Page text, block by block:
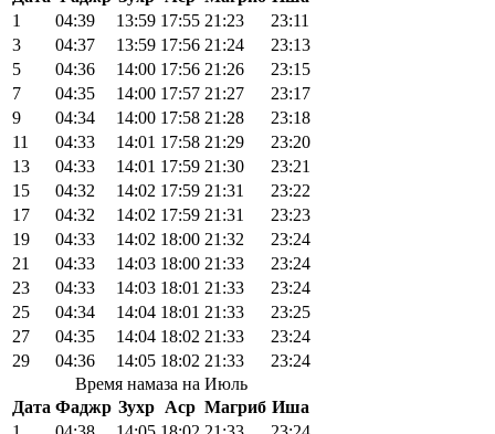
1
04:39 13:59 17:55 21:23
23:11
3
04:37 13:59 17:56 21:24
23:13
5
04:36 14:00 17:56 21:26
23:15
7
04:35 14:00 17:57 21:27
23:17
9
04:34 14:00 17:58 21:28
23:18
11
04:33 14:01 17:58 21:29
23:20
13
04:33 14:01 17:59 21:30
23:21
15
04:32 14:02 17:59 21:31
23:22
17
04:32 14:02 17:59 21:31
23:23
19
04:33 14:02 18:00 21:32
23:24
21
04:33 14:03 18:00 21:33
23:24
23
04:33 14:03 18:01 21:33
23:24
25
04:34 14:04 18:01 21:33
23:25
27
04:35 14:04 18:02 21:33
23:24
29
04:36 14:05 18:02 21:33
23:24
Время намаза на Июль
Дата Фаджр Зухр Аср Магриб Иша